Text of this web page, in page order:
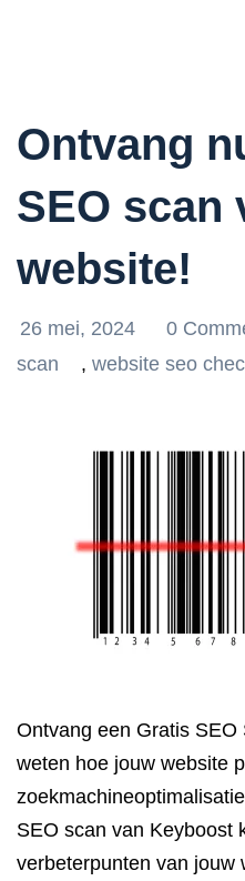
Ontvang
SEO scan
website!
26 mei, 2024 0
scan
, website seo
Ontvang een Gratis
weten hoe jouw website
SEO scan van Keyboost
verbeterpunten van jouw